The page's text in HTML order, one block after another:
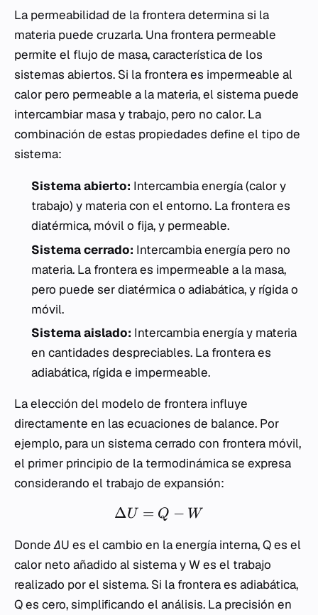
La permeabilidad de la frontera determina si la
materia puede cruzarla. Una frontera permeable
permite el flujo de masa, característica de los
sistemas abiertos. Si la frontera es impermeable al
calor pero permeable a la materia, el sistema puede
intercambiar masa y trabajo, pero no calor. La
combinación de estas propiedades define el tipo de
sistema:
Sistema abierto: Intercambia energía (calor y
trabajo) y materia con el entorno. La frontera es
diatérmica, móvil o fija, y permeable.
Sistema cerrado: Intercambia energía pero no
materia. La frontera es impermeable a la masa,
pero puede ser diatérmica o adiabática, y rígida o
móvil.
Sistema aislado: Intercambia energía y materia
en cantidades despreciables. La frontera es
adiabática, rígida e impermeable.
La elección del modelo de frontera influye
directamente en las ecuaciones de balance. Por
ejemplo, para un sistema cerrado con frontera móvil,
el primer principio de la termodinámica se expresa
considerando el trabajo de expansión:
ΔU = Q − W
DondeΔU es el cambio en la energía interna,Qes el
calor neto añadido al sistema yWes el trabajo
realizado por el sistema. Si la frontera es adiabática,
Qes cero, simplificando el análisis. La precisión en